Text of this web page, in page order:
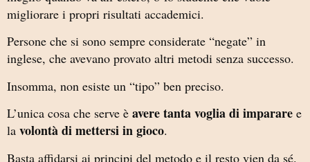
migliorare i propri risultati accademici.
Persone che si sono sempre considerate “negate” in
inglese, che avevano provato altri metodi senza successo.
Insomma, non esiste un “tipo” ben preciso.
L’unica cosa che serve è avere tanta voglia di imparare e
la volontà di mettersi in gioco.
Basta affidarsi ai principi del metodo e il resto vien da sé.